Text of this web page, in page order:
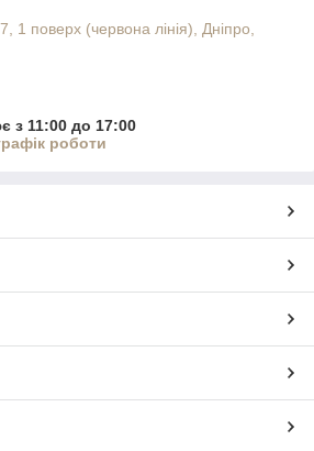
1 поверх (червона лінія), Дніпро,
з 11:00 до 17:00
роботи